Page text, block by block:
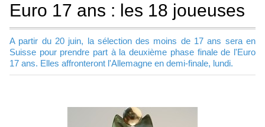
Euro 17 ans : les 18 joueuses
A partir du 20 juin, la sélection des moins de 17 ans sera en
Suisse pour prendre part à la deuxième phase finale de l'Euro
17 ans. Elles affronteront l'Allemagne en demi-finale, lundi.